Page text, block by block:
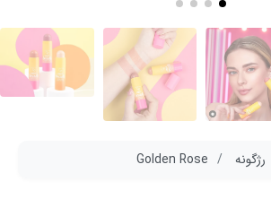
رژگونه Golden Rose